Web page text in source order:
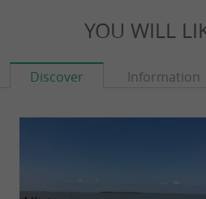
YOU WILL
Discover Information